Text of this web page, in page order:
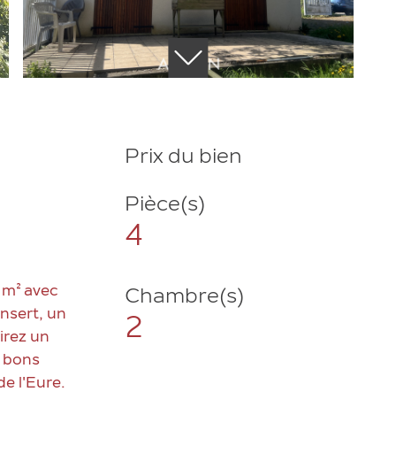
avec
un
un
bons
l'Eure.
Prix du bien
Pièce(s)
4
Chambre(s)
2